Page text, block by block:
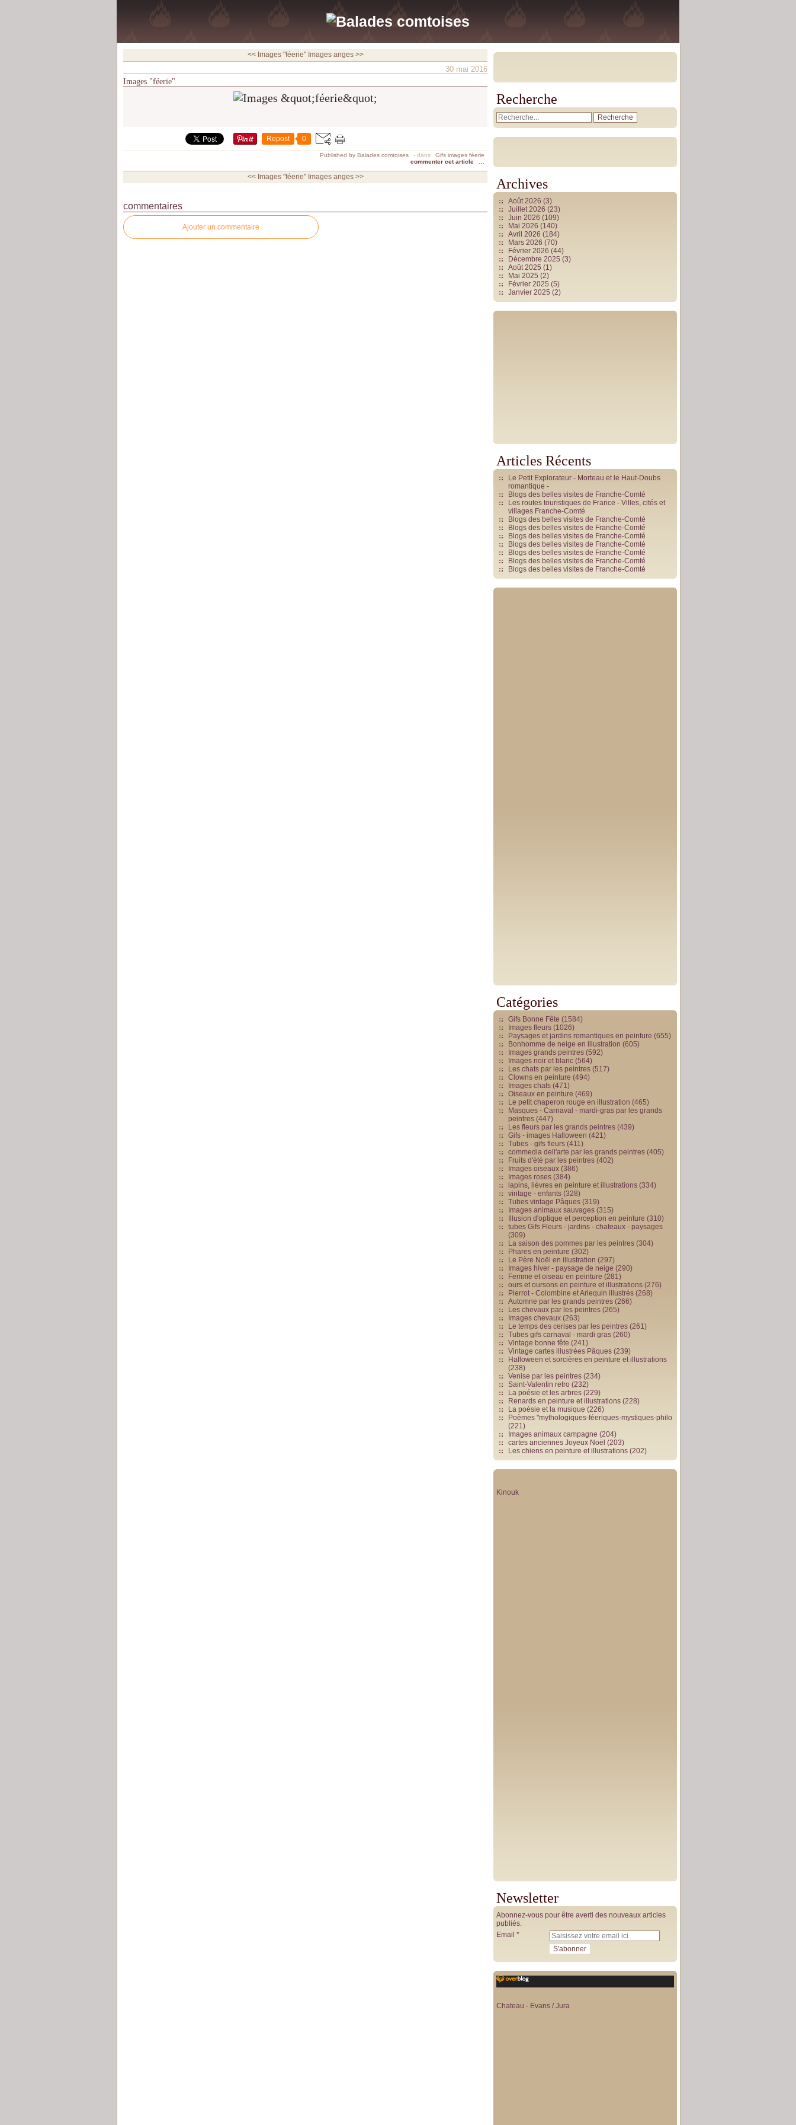
<< Images "féerie" Images anges >>
30 mai 2016
Images "féerie"
Repost 0
Published by Balades comtoises - dans
Gifs images féerie
commenter cet article
<< Images "féerie" Images anges >>
commentaires
Ajouter un commentaire
Recherche
Archives
Août 2026 (3)
Juillet 2026 (23)
Juin 2026 (109)
Mai 2026 (140)
Avril 2026 (184)
Mars 2026 (70)
Février 2026 (44)
Décembre 2025 (3)
Août 2025 (1)
Mai 2025 (2)
Février 2025 (5)
Janvier 2025 (2)
Articles Récents
Le Petit Explorateur - Morteau et le Haut-Doubs
romantique -
Blogs des belles visites de Franche-Comté
Les routes touristiques de France - Villes, cités et
villages Franche-Comté
Blogs des belles visites de Franche-Comté
Blogs des belles visites de Franche-Comté
Blogs des belles visites de Franche-Comté
Blogs des belles visites de Franche-Comté
Blogs des belles visites de Franche-Comté
Blogs des belles visites de Franche-Comté
Blogs des belles visites de Franche-Comté
Catégories
Gifs Bonne Fête (1584)
Images fleurs (1026)
Paysages et jardins romantiques en peinture (655)
Bonhomme de neige en illustration (605)
Images grands peintres (592)
Images noir et blanc (564)
Les chats par les peintres (517)
Clowns en peinture (494)
Images chats (471)
Oiseaux en peinture (469)
Le petit chaperon rouge en illustration (465)
Masques - Carnaval - mardi-gras par les grands
peintres (447)
Les fleurs par les grands peintres (439)
Gifs - images Halloween (421)
Tubes - gifs fleurs (411)
commedia dell'arte par les grands peintres (405)
Fruits d'été par les peintres (402)
Images oiseaux (386)
Images roses (384)
lapins, lièvres en peinture et illustrations (334)
vintage - enfants (328)
Tubes vintage Pâques (319)
Images animaux sauvages (315)
Illusion d'optique et perception en peinture (310)
tubes Gifs Fleurs - jardins - chateaux - paysages
(309)
La saison des pommes par les peintres (304)
Phares en peinture (302)
Le Père Noël en illustration (297)
Images hiver - paysage de neige (290)
Femme et oiseau en peinture (281)
ours et oursons en peinture et illustrations (276)
Pierrot - Colombine et Arlequin illustrés (268)
Automne par les grands peintres (266)
Les chevaux par les peintres (265)
Images chevaux (263)
Le temps des cerises par les peintres (261)
Tubes gifs carnaval - mardi gras (260)
Vintage bonne fête (241)
Vintage cartes illustrées Pâques (239)
Halloween et sorcières en peinture et illustrations
(238)
Venise par les peintres (234)
Saint-Valentin retro (232)
La poésie et les arbres (229)
Renards en peinture et illustrations (228)
La poésie et la musique (226)
Poèmes "mythologiques-féeriques-mystiques-philo
(221)
Images animaux campagne (204)
cartes anciennes Joyeux Noël (203)
Les chiens en peinture et illustrations (202)
Kinouk
Newsletter
Abonnez-vous pour être averti des nouveaux articles
publiés.
Email
Chateau - Evans / Jura